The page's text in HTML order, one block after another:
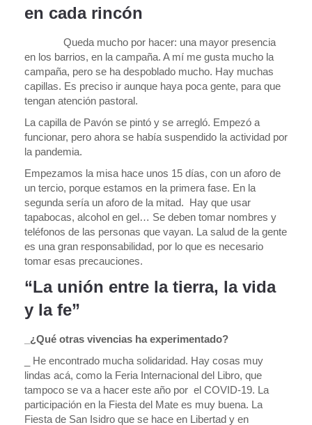
en cada rincón
Queda mucho por hacer: una mayor presencia
en los barrios, en la campaña. A mí me gusta mucho la
campaña, pero se ha despoblado mucho. Hay muchas
capillas. Es preciso ir aunque haya poca gente, para que
tengan atención pastoral.
La capilla de Pavón se pintó y se arregló. Empezó a
funcionar, pero ahora se había suspendido la actividad por
la pandemia.
Empezamos la misa hace unos 15 días, con un aforo de
un tercio, porque estamos en la primera fase. En la
segunda sería un aforo de la mitad. Hay que usar
tapabocas, alcohol en gel… Se deben tomar nombres y
teléfonos de las personas que vayan. La salud de la gente
es una gran responsabilidad, por lo que es necesario
tomar esas precauciones.
“La unión entre la tierra, la vida
y la fe”
_¿Qué otras vivencias ha experimentado?
_ He encontrado mucha solidaridad. Hay cosas muy
lindas acá, como la Feria Internacional del Libro, que
tampoco se va a hacer este año por el COVID-19. La
participación en la Fiesta del Mate es muy buena. La
Fiesta de San Isidro que se hace en Libertad y en